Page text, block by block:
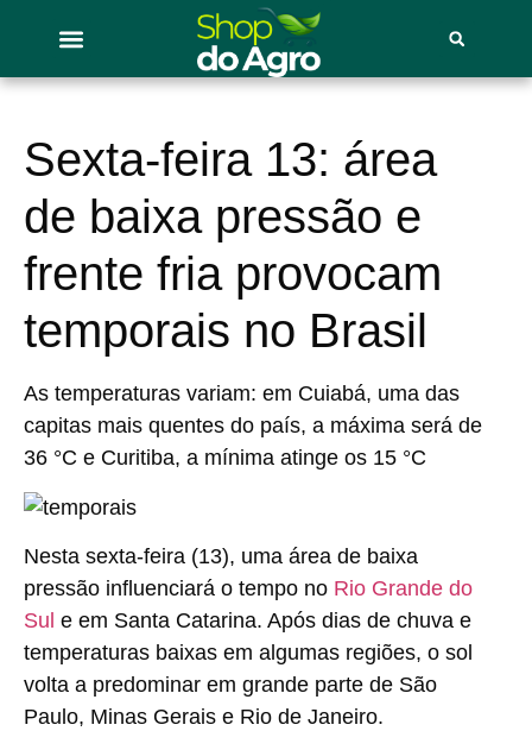
Sexta-feira 13: área
de baixa pressão e
frente fria provocam
temporais no Brasil
As temperaturas variam: em Cuiabá, uma das
capitas mais quentes do país, a máxima será de
36 °C e Curitiba, a mínima atinge os 15 °C
Nesta sexta-feira (13), uma área de baixa
pressão influenciará o tempo no Rio Grande do
Sul e em Santa Catarina. Após dias de chuva e
temperaturas baixas em algumas regiões, o sol
volta a predominar em grande parte de São
Paulo, Minas Gerais e Rio de Janeiro.